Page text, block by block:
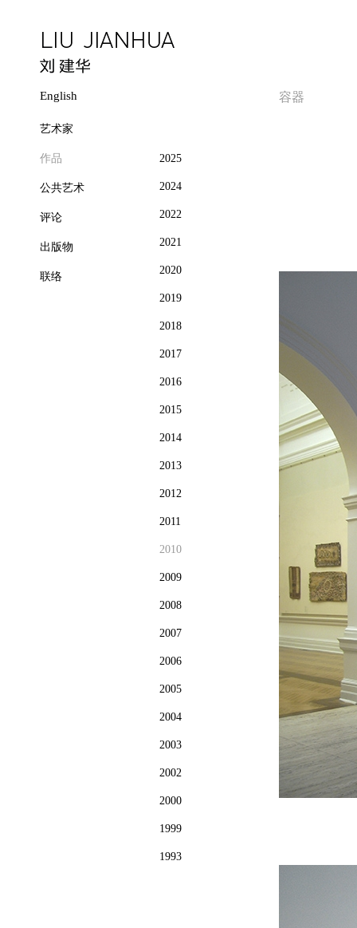
English
艺术家
作品 2025
2024
2022
2021
2020
2019
2018
2017
2016
2015
2014
2013
2012
2011
2010
2009
2008
2007
2006
2005
2004
2003
2002
2000
1999
1993
公共艺术
评论
出版物
联络
容器